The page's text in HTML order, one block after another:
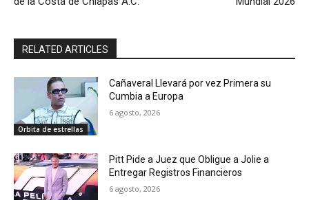
RELATED ARTICLES
Orbita de estrellas
Cañaveral Llevará por vez Primera su
Cumbia a Europa
6 agosto, 2026
Pitt Pide a Juez que Obligue a Jolie a
Entregar Registros Financieros
6 agosto, 2026